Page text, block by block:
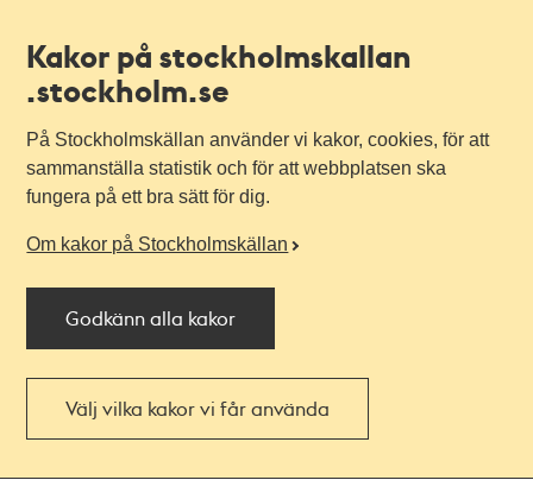
Kakor på stockholmskallan
.stockholm.se
På Stockholmskällan använder vi kakor, cookies, för att
sammanställa statistik och för att webbplatsen ska
fungera på ett bra sätt för dig.
Om kakor på Stockholmskällan
Godkänn alla kakor
Välj vilka kakor vi får använda